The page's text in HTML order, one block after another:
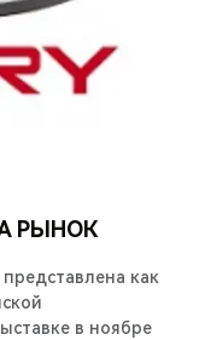
РЫНОК
как
в ноябре